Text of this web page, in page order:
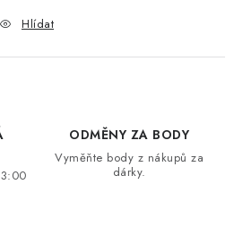
Stav objednávky
Hlídat
ODMĚNY ZA BODY
Vyměňte body z nákupů za
dárky.